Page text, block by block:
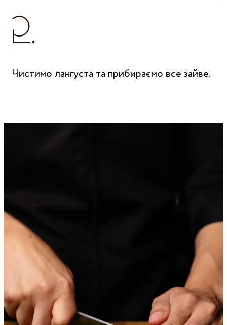
Чистимо лангуста та прибираємо все зайве.